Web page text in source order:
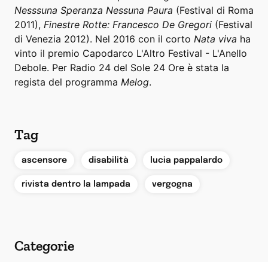
Nesssuna Speranza Nessuna Paura (Festival di Roma
2011), Finestre Rotte: Francesco De Gregori (Festival
di Venezia 2012). Nel 2016 con il corto Nata viva ha
vinto il premio Capodarco L'Altro Festival - L'Anello
Debole. Per Radio 24 del Sole 24 Ore è stata la
regista del programma Melog.
Tag
ascensore disabilità lucia pappalardo
rivista dentro la lampada vergogna
Categorie